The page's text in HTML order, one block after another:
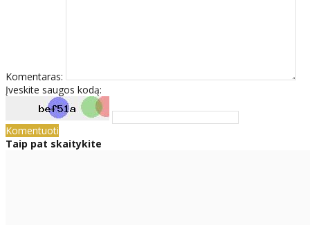
Komentaras:
Įveskite saugos kodą:
Komentuoti
Taip pat skaitykite